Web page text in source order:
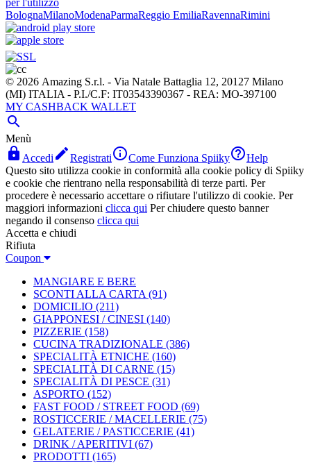
per l'utilizzo
BolognaMilanoModenaParmaReggio EmiliaRavennaRimini
© 2026 Amazing S.r.l. - Via Natale Battaglia 12, 20127 Milano
(MI) ITALIA - P.I./C.F: IT03543390367 - REA: MO-397100
MY CASHBACK WALLET

Menù
 Accedi RegistratiCome Funziona SpiikyHelp
Questo sito utilizza cookie in conformità alla cookie policy di Spiiky
e cookie che rientrano nella responsabilità di terze parti. Per
procedere è necessario accettare o rifiutare l'utilizzo di cookie. Per
maggiori informazioni clicca qui Per chiudere questo banner
negando il consenso clicca qui
Accetta e chiudi
Rifiuta
Coupon
MANGIARE E BERE
SCONTI ALLA CARTA (91)
DOMICILIO (211)
GIAPPONESI / CINESI (140)
PIZZERIE (158)
CUCINA TRADIZIONALE (386)
SPECIALITÀ ETNICHE (160)
SPECIALITÀ DI CARNE (15)
SPECIALITÀ DI PESCE (31)
ASPORTO (152)
FAST FOOD / STREET FOOD (69)
ROSTICCERIE / MACELLERIE (75)
GELATERIE / PASTICCERIE (41)
DRINK / APERITIVI (67)
PRODOTTI (165)